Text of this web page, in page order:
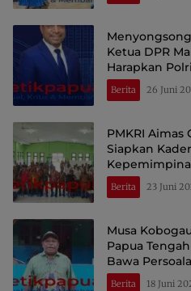
Ketua DPR
Harapkan
Dicintai Rakyat
Berita 26 Juni
PMKRI Aimas
Siapkan
Berita 23 Juni
Musa
Papua
Bawa
Berita 18 Juni